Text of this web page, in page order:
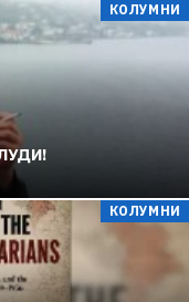
КОЛУМНИ
КОЛУМНИ